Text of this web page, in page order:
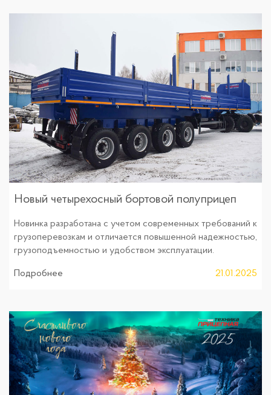
Новый четырехосный бортовой полуприцеп
Новинка разработана с учетом современных требований к
грузоперевозкам и отличается повышенной надежностью,
грузоподъемностью и удобством эксплуатации.
Подробнее 21.01.2025